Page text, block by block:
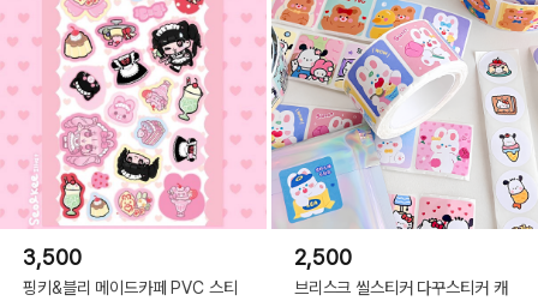
3,500
핑키&블리 메이드카페 PVC 스티
2,500
브리스크 씰스티커 다꾸스티커 캐